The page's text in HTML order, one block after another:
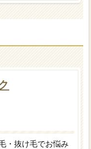
・抜け毛でお悩み